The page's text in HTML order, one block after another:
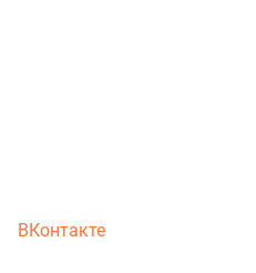
ВКонтакте